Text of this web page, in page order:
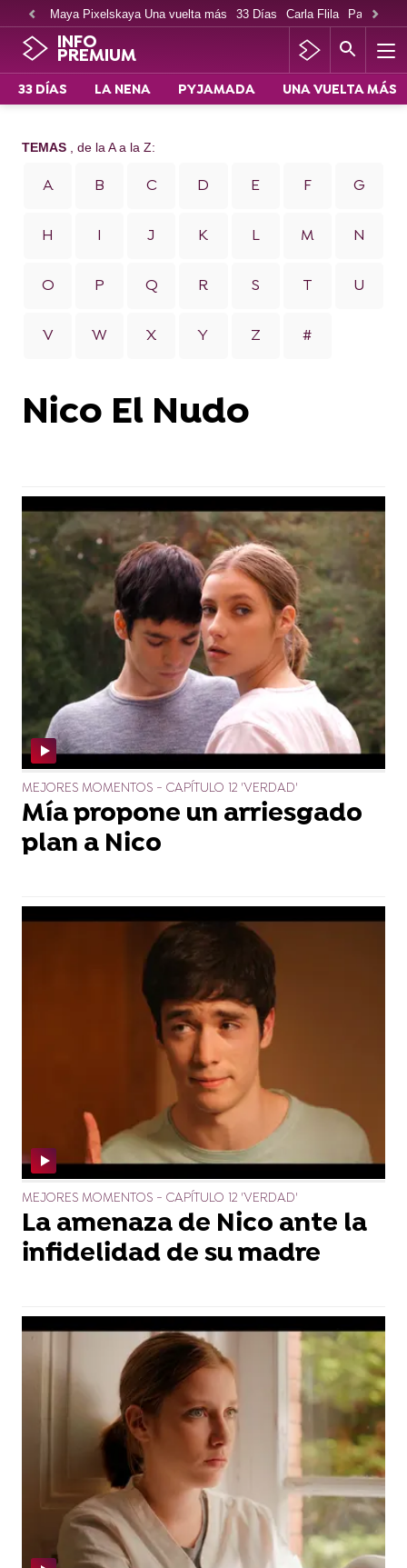
Maya Pixelskaya Una vuelta más 33 Días Carla Flila Paco
INFO
PREMIUM
33 DÍAS LA NENA PYJAMADA UNA VUELTA MÁS
TEMAS , de la A a la Z:
A B C D E F G
H I J K L M N
O P Q R S T U
V W X Y Z #
Nico El Nudo
MEJORES MOMENTOS - CAPÍTULO 12 'VERDAD'
Mía propone un arriesgado
plan a Nico
MEJORES MOMENTOS - CAPÍTULO 12 'VERDAD'
La amenaza de Nico ante la
infidelidad de su madre